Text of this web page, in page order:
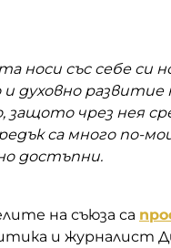
носи със себе си
духовно развитие
защото чрез нея
са много по-
достъпни.
на съюза са
и журналист